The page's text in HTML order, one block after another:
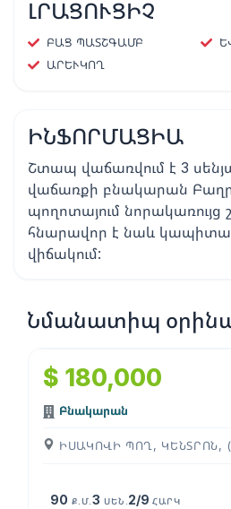
ԼՐԱՑՈՒՑԻՉ
ԲԱՑ ՊԱՏՇԳԱՄԲ
ԱՐԵՒԿՈՂ
ԻՆՖՈՐՄԱՑԻԱ
Շտապ վաճառվում է 3
վաճառքի բնակարան
պողոտայում նորակառույց
հնարավոր է նաև
վիճակում:
Նմանատիպ 1 /4
$ 180,000
Բնակարան
ԻՍԱԿՈՎԻ ՊՈՂ, ԿԵՆՏՐՈՆ,
90 Ք.Մ.3 ՍԵՆ. 2/9ՀԱՐԿ